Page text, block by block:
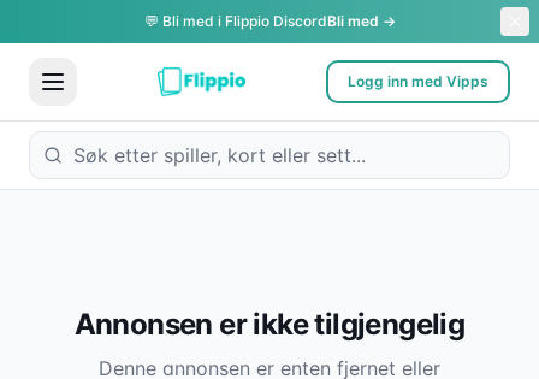
💬 Bli med i Flippio DiscordBli med →
Logg inn med Vipps
Annonsen er ikke tilgjengelig
Denne annonsen er enten fjernet eller